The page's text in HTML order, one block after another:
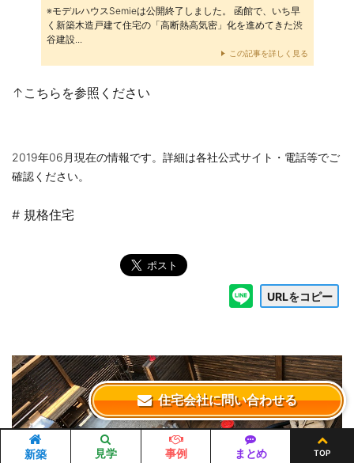
※モデルハウスSemieは公開終了しました。 函館で、いち早
く新築木造戸建て住宅の「高断熱高気密」化を進めてきた渋
谷建設...
この記事を詳しく見る
↑こちらを参照ください
2019年06月現在の情報です。詳細は各社公式サイト・電話等でご
確認ください。
# 規格住宅
URLをコピー
新築 見学 事例 まとめ TOP
住宅会社に問い合わせる